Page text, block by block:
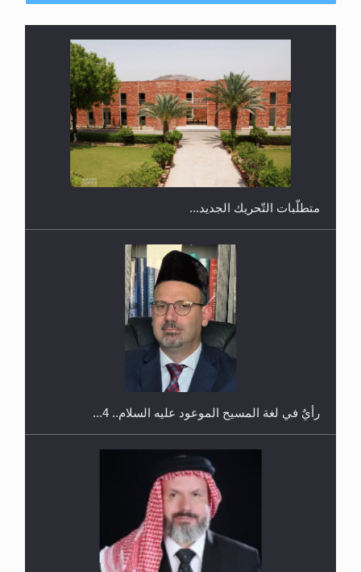
ندوة حول نظام الوصية في الجماعة الأحمدية في
شيتاغونغ – بنغلاديش
اليوم الوطني الرياضي لمجلس أنصار الله في هولندا
متطلَّبات التّحريك الجديد...
رأيٌ في لغة المسيح الموعود عليه السلام.. 4...